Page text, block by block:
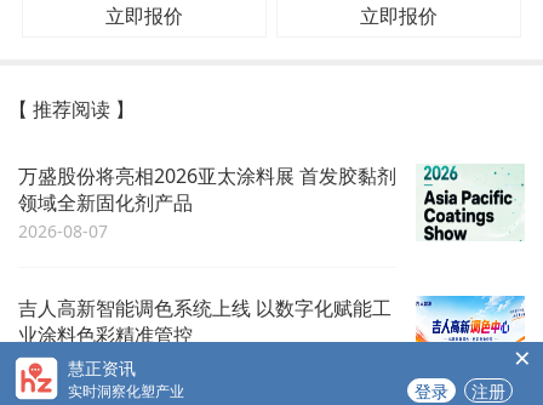
立即报价 立即报价
【 推荐阅读 】
万盛股份将亮相2026亚太涂料展 首发胶黏剂
领域全新固化剂产品
2026-08-07
吉人高新智能调色系统上线 以数字化赋能工
业涂料色彩精准管控
2026-08-07
慧正资讯
实时洞察化塑产业 登录 注册
×